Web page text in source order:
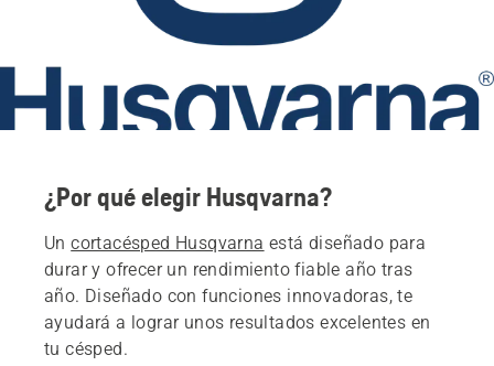
¿Por qué elegir Husqvarna?
Uncortacésped Husqvarna está diseñado para
durar y ofrecer un rendimiento fiable año tras
año. Diseñado con funciones innovadoras, te
ayudará a lograr unos resultados excelentes en
tu césped.